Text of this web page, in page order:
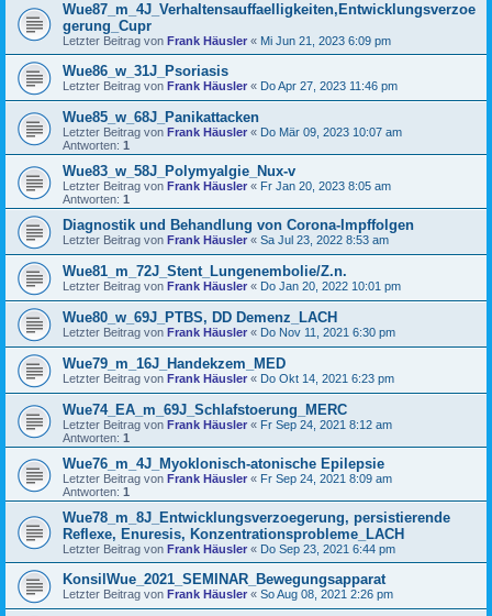
Wue87_m_4J_Verhaltensauffaelligkeiten,Entwicklungsverzoe
gerung_Cupr
Letzter Beitrag von Frank Häusler « Mi Jun 21, 2023 6:09 pm
Wue86_w_31J_Psoriasis
Letzter Beitrag von Frank Häusler « Do Apr 27, 2023 11:46 pm
Wue85_w_68J_Panikattacken
Letzter Beitrag von Frank Häusler « Do Mär 09, 2023 10:07 am
Antworten: 1
Wue83_w_58J_Polymyalgie_Nux-v
Letzter Beitrag von Frank Häusler « Fr Jan 20, 2023 8:05 am
Antworten: 1
Diagnostik und Behandlung von Corona-Impffolgen
Letzter Beitrag von Frank Häusler « Sa Jul 23, 2022 8:53 am
Wue81_m_72J_Stent_Lungenembolie/Z.n.
Letzter Beitrag von Frank Häusler « Do Jan 20, 2022 10:01 pm
Wue80_w_69J_PTBS, DD Demenz_LACH
Letzter Beitrag von Frank Häusler « Do Nov 11, 2021 6:30 pm
Wue79_m_16J_Handekzem_MED
Letzter Beitrag von Frank Häusler « Do Okt 14, 2021 6:23 pm
Wue74_EA_m_69J_Schlafstoerung_MERC
Letzter Beitrag von Frank Häusler « Fr Sep 24, 2021 8:12 am
Antworten: 1
Wue76_m_4J_Myoklonisch-atonische Epilepsie
Letzter Beitrag von Frank Häusler « Fr Sep 24, 2021 8:09 am
Antworten: 1
Wue78_m_8J_Entwicklungsverzoegerung, persistierende
Reflexe, Enuresis, Konzentrationsprobleme_LACH
Letzter Beitrag von Frank Häusler « Do Sep 23, 2021 6:44 pm
KonsilWue_2021_SEMINAR_Bewegungsapparat
Letzter Beitrag von Frank Häusler « So Aug 08, 2021 2:26 pm